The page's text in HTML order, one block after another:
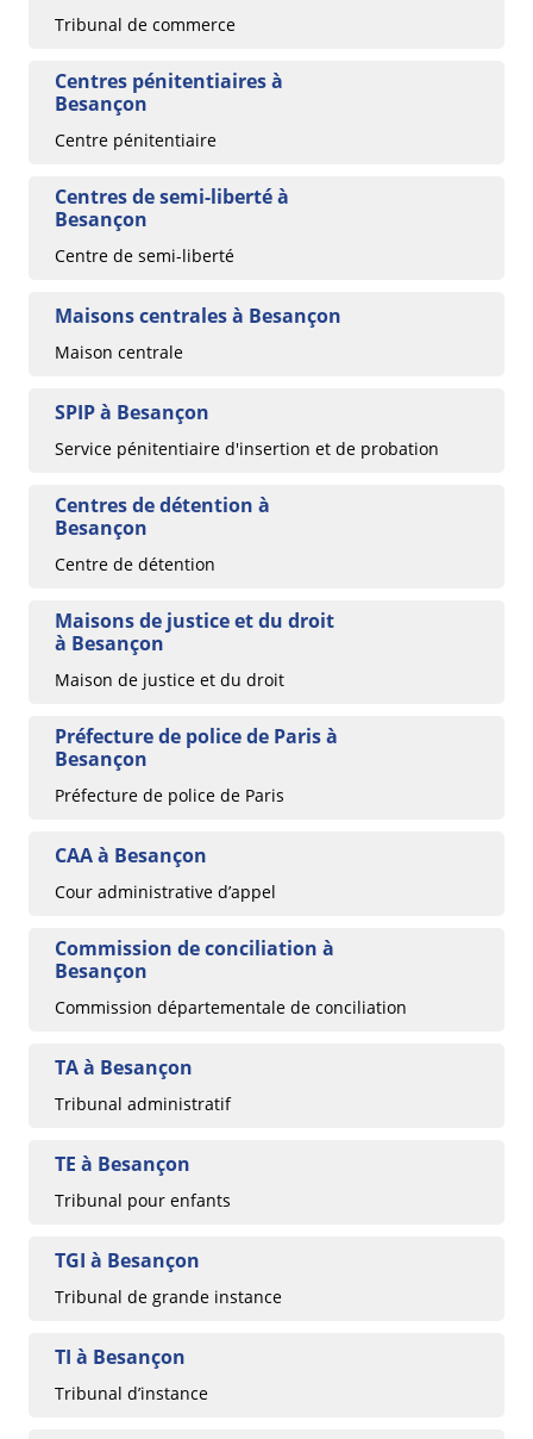
Tribunal de commerce
Centres pénitentiaires à
Besançon
Centre pénitentiaire
Centres de semi-liberté à
Besançon
Centre de semi-liberté
Maisons centrales à Besançon
Maison centrale
SPIP à Besançon
Service pénitentiaire d'insertion et de probation
Centres de détention à
Besançon
Centre de détention
Maisons de justice et du droit
à Besançon
Maison de justice et du droit
Préfecture de police de Paris à
Besançon
Préfecture de police de Paris
CAA à Besançon
Cour administrative d’appel
Commission de conciliation à
Besançon
Commission départementale de conciliation
TA à Besançon
Tribunal administratif
TE à Besançon
Tribunal pour enfants
TGI à Besançon
Tribunal de grande instance
TI à Besançon
Tribunal d’instance